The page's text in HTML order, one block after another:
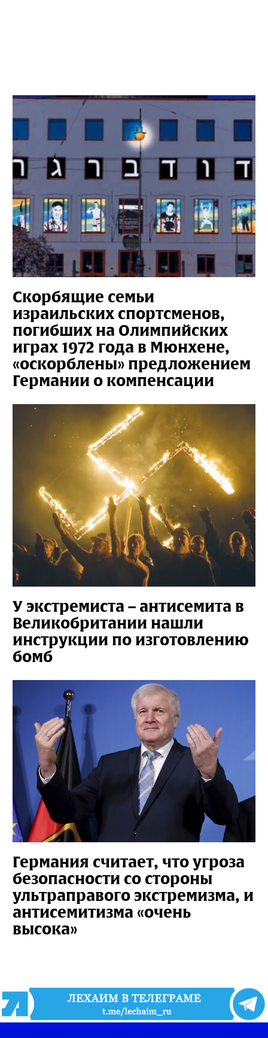
Скорбящие семьи
израильских спортсменов,
погибших на Олимпийских
играх 1972 года в Мюнхене,
«оскорблены» предложением
Германии о компенсации
У экстремиста – антисемита в
Великобритании нашли
инструкции по изготовлению
бомб
Германия считает, что угроза
безопасности со стороны
ультраправого экстремизма, и
антисемитизма «очень
высока»